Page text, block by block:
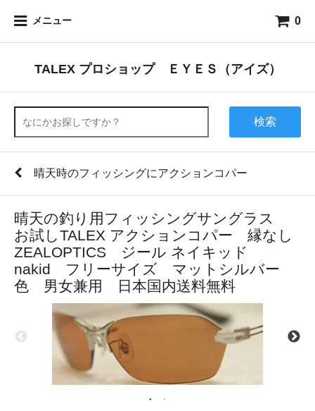
メニュー 0
TALEX プロショップ ＥＹＥＳ（アイズ）
検索
晴天時のフィッシングにアクションコパー
晴天の釣り用フィッシングサングラス
お試しTALEX アクションコパー 縁なし
ZEALOPTICS ジール ネイキッド
nakid フリーサイズ マットシルバー
色 男女兼用 日本国内送料無料